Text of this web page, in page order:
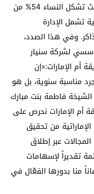
الجنسين في مختلف جوانب عملها، حيث تشكل النساء 54% من
تشمل الإدارة
وفي هذا الصدد،
لشركة سنيار
أم الإمارات:«إن
مناسبة سنوية، بل هو
الشيخة فاطمة بنت مبارك
أم الإمارات نحرص على
من تحقيق
عبر إطلاق
تقديراً لإسهامات
منا بدورها الفعّال في